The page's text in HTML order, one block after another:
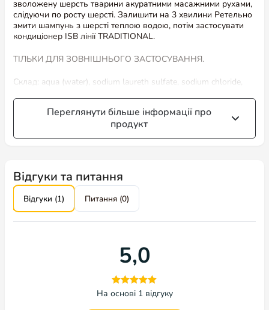
зволожену шерсть тварини акуратними масажними рухами,
слідуючи по росту шерсті. Залишити на 3 хвилини Ретельно
змити шампунь з шерсті теплою водою, потім застосувати
кондиціонер ISB лінії TRADITIONAL.
ТІЛЬКИ ДЛЯ ЗОВНІШНЬОГО ЗАСТОСУВАННЯ.
Склад: aqua (water), sodium laureth sulfate, sodium chloride,
distearate, laureth-10, ethylhexylglycerin, cocamide mea, citric
acid, propylene glycol, mel extract/honey extract, parfum
Італійська компанія «Iv San Bernard”заснована в 1995 році, є
провідним виробником на ринку професійної косметичної
продукції для домашніх тварин.
Шампуні і кондиціонери цієї марки відрізняються не тільки
високою ефективністю і абсолютною безпекою для
дивовижними ароматами фруктово-квіткових композицій.
Кожен продукт, бездоганно доглядає за шкірою і шерстю
тварини: зволожуючи, живлячи і позбавляючи шерсть від
різних проблем (таких як ламкість, сухість, випадання шерсті
Переглянути більше інформації про
продукт
Відгуки та питання
Відгуки (1) Питання (0)
5,0
На основі 1 відгуку